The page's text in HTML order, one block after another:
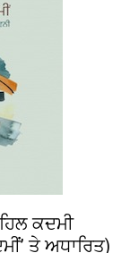
ਕਦਮੀ
ਤੇ ਅਧਾਰਿਤ)